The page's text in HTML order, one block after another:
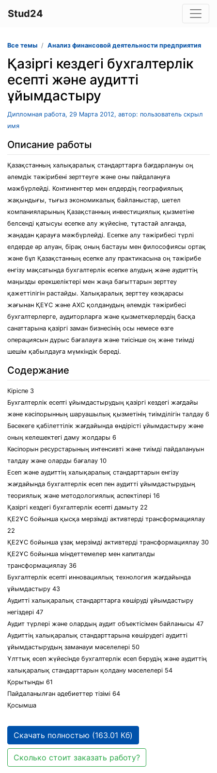
Stud24
Все темы Анализ финансовой деятельности предприятия
Қазіргі кездегі бухгалтерлік
есепті және аудитті
ұйымдастыру
Дипломная работа, 29 Марта 2012, автор: пользователь скрыл
имя
Описание работы
Қазақстанның халықаралық стандарттарға бағдарлануы оң
әлемдік тәжірибені зерттеуге және оны пайдалануға
мәжбүрлейді. Континенттер мен елдердің географиялық
жақындығы, тығыз экономикалық байланыстар, шетел
компанияларының Қазақстанның инвестициялық қызметіне
белсенді қатысуы есепке алу жүйесіне, тұтастай алғанда,
жаңадан қарауға мәжбүрлейді. Есепке алу тәжірибесі түрлі
елдерде әр алуан, бірақ оның бастауы мен философиясы ортақ
және бұл Қазақстанның есепке алу практикасына оң тәжірибе
енгізу мақсатында бухгалтерлік есепке алудың және аудиттің
маңызды ерекшеліктері мен жаңа бағыттарын зерттеу
қажеттілігін растайды. Халықаралық зерттеу көзқарасы
жағынан ҚЕҰС және АХС қолданудың әлемдік тәжірибесі
бухгалтерлерге, аудиторларға және қызметкерлердің басқа
санаттарына қазіргі заман бизнесінің осы немесе өзге
операциясын дұрыс бағалауға және тиісінше оң және тиімді
шешім қабылдауға мүмкіндік береді.
Содержание
Кіріспе 3
Бухгалтерлік есепті ұйымдастырудың қазіргі кездегі жағдайы
және кәсіпорынның шаруашылық қызметінің тиімділігін талдау 6
Бәсекеге қабілеттілік жағдайында өндірісті ұйымдастыру және
оның келешектегі даму жолдары 6
Кәсіпорын ресурстарының интенсивті және тиімді пайдалануын
талдау және оларды бағалау 10
Есеп және аудиттің халықаралық стандарттарын енгізу
жағдайында бухгалтерлік есеп пен аудитті ұйымдастырудың
теориялық және методологиялық аспектілері 16
Қазіргі кездегі бухгалтерлік есепті дамыту 22
ҚЕ2ҰС бойынша қысқа мерзімді активтерді трансформациялау
22
ҚЕ2ҰС бойынша ұзақ мерзімді активтерді трансформациялау 30
ҚЕ2ҰС бойынша міндеттемелер мен капиталды
трансформациялау 36
Бухгалтерлік есепті инновациялық технология жағдайында
ұйымдастыру 43
Аудитті халықаралық стандарттарға көшіруді ұйымдастыру
негіздері 47
Аудит түрлері және олардың аудит объектісімен байланысы 47
Аудиттің халықаралық стандарттарына көшірудегі аудитті
ұйымдастырудың заманауи мәселелері 50
Ұлттық есеп жүйесінде бухгалтерлік есеп берудің және аудиттің
халықаралық стандарттарын қолдану мәселелері 54
Қорытынды 61
Пайдаланылған әдебиеттер тізімі 64
Қосымша
Скачать полностью (163.01 Кб)
Сколько стоит заказать работу?